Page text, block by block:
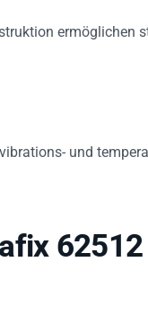
ermöglichen
und
62512